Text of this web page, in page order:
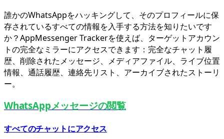
誰かのWhatsAppをハッキングして、そのプロフィールに保
存されているすべての情報を入手する方法を知りたいです
か？AppMessenger Trackerを使えば、ターゲットアカウン
トの完全なミラーにアクセスできます：完全なチャット履
歴、削除されたメッセージ、メディアファイル、ライブ位置
情報、通話履歴、連絡先リスト、アーカイブされたストーリ
ー。
WhatsAppメッセージの閲覧
すべてのチャットにアクセス